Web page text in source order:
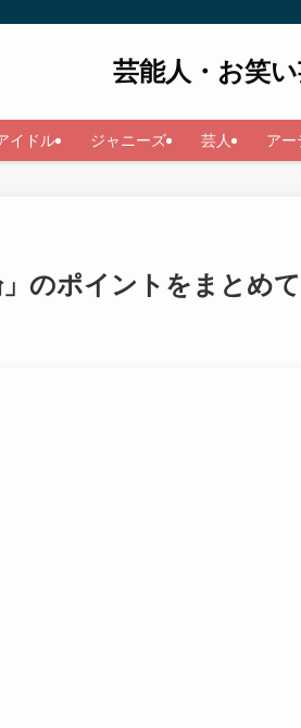
芸能人・お笑
イドル ジャニーズ 芸人 アー
のポイントをまとめ